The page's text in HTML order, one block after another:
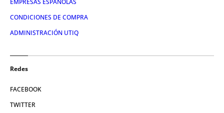
EMPRESAS ESPAÑOLAS
CONDICIONES DE COMPRA
ADMINISTRACIÓN UTIQ
Redes
FACEBOOK
TWITTER